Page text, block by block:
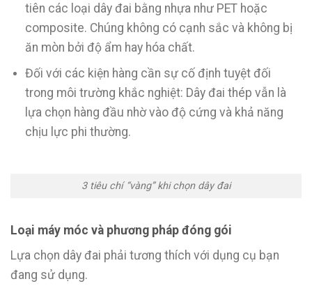
tiên các loại dây đai bằng nhựa như PET hoặc
composite. Chúng không có cạnh sắc và không bị
ăn mòn bởi độ ẩm hay hóa chất.
Đối với các kiện hàng cần sự cố định tuyệt đối
trong môi trường khắc nghiệt: Dây đai thép vẫn là
lựa chọn hàng đầu nhờ vào độ cứng và khả năng
chịu lực phi thường.
3 tiêu chí “vàng” khi chọn dây đai
Loại máy móc và phương pháp đóng gói
Lựa chọn dây đai phải tương thích với dụng cụ bạn
đang sử dụng.